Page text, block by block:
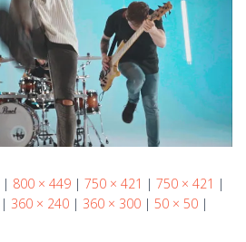
| 800 × 449 | 750 × 421 | 750 × 421 |
| 360 × 240 | 360 × 300 | 50 × 50 |